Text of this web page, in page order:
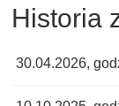
Historia
30.04.2026,